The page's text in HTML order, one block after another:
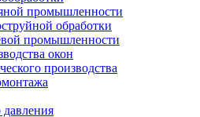
промышленности
обработки
промышленности
окон
производства